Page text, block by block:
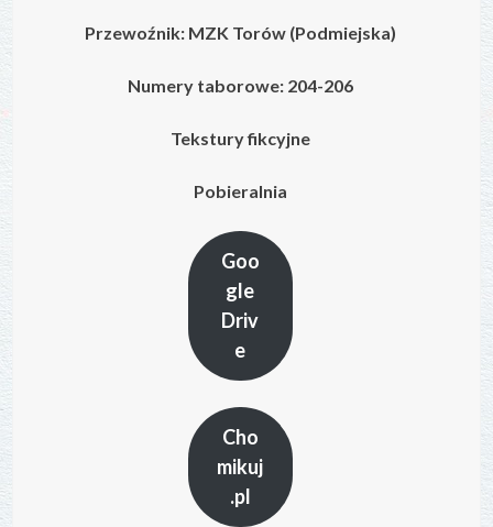
Przewoźnik: MZK Torów (Podmiejska)
Numery taborowe: 204-206
Tekstury fikcyjne
Pobieralnia
Goo
gle
Driv
e
Cho
mikuj
.pl